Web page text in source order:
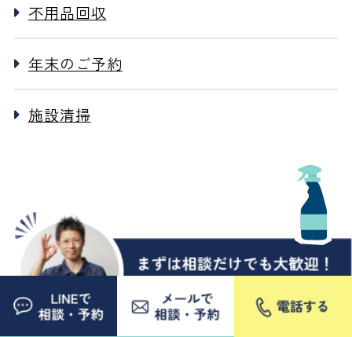
不用品回収
年末のご予約
施設清掃